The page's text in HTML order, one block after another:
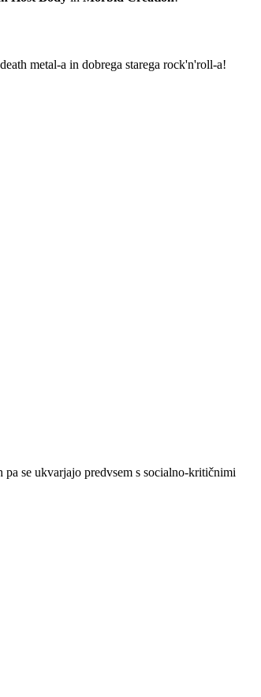
metal-a in dobrega starega rock'n'roll-a!
se ukvarjajo predvsem s socialno-kritičnimi